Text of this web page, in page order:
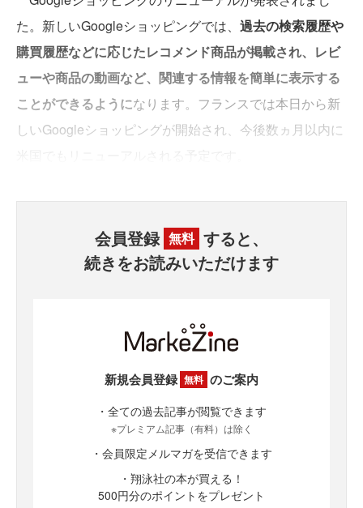
た。新しいGoogleショッピングでは、 過去の検索履歴や
購買履歴などに応じたレコメンド商品が掲載され、レビ
ューや商品の動画など、関連する情報を簡単に表示する
ことができるようになります。フランスでは本日から新
しいGoogleショッピングが開始され、今後数ヵ月以内に
会員登録 無料 すると、
続きをお読みいただけます
新規会員登録 無料 のご案内
・全ての過去記事が閲覧できます
※プレミアム記事（有料）は除く
・会員限定メルマガを受信できます
・翔泳社の本が買える！
500円分のポイントをプレゼント